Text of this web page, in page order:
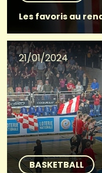
Les favoris au
21/01/2024
BASKETBALL